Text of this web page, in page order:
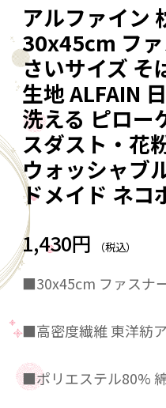
アルファイン
30x45cm フ
さいサイズ そ
生地 ALFAIN
洗える ピロー
スダスト・花
ウォッシャブ
ドメイド ネコ
1,430円 （税込）
■30x45cm ファスナ
■高密度繊維 東洋紡
■ポリエステル80%